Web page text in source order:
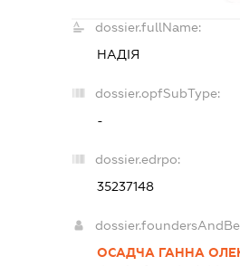
dossier.fullName:
НАДІЯ
dossier.opfSubType:
-
dossier.edrpo:
35237148
ОСАДЧА ГАННА